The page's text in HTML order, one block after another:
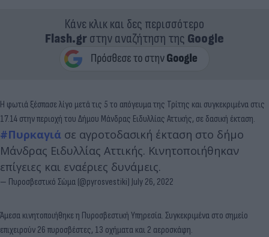
Κάνε κλικ και δες περισσότερο
Flash.grστην αναζήτηση της Google
Η φωτιά ξέσπασε λίγο μετά τις 5 το απόγευμα της Τρίτης και συγκεκριμένα στις
17.14 στην περιοχή του Δήμου Μάνδρας Ειδυλλίας Αττικής, σε δασική έκταση.
#Πυρκαγιά σε αγροτοδασική έκταση στο δήμο
Μάνδρας Ειδυλλίας Αττικής. Κινητοποιήθηκαν
επίγειες και εναέριες δυνάμεις.
— Πυροσβεστικό Σώμα (@pyrosvestiki) July 26, 2022
Άμεσα κινητοποιήθηκε η Πυροσβεστική Υπηρεσία. Συγκεκριμένα στο σημείο
επιχειρούν 26 πυροσβέστες, 13 οχήματα και 2 αεροσκάφη.